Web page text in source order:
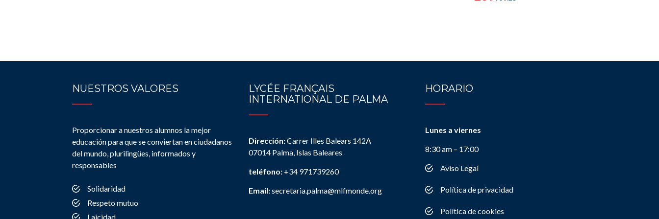
NUESTROS VALORES
Proporcionar a nuestros alumnos la mejor
educación para que se conviertan en ciudadanos
del mundo, plurilingües, informados y
responsables
Solidaridad
Respeto mutuo
Laicidad
LYCÉE FRANÇAIS
INTERNATIONAL DE PALMA
Dirección:Carrer Illes Balears 142A
07014 Palma, Islas Baleares
teléfono: +34 971739260
Email:secretaria.palma@mlfmonde.org
HORARIO
Lunes a viernes
8:30 am – 17:00
Aviso Legal
Política de privacidad
Política de cookies